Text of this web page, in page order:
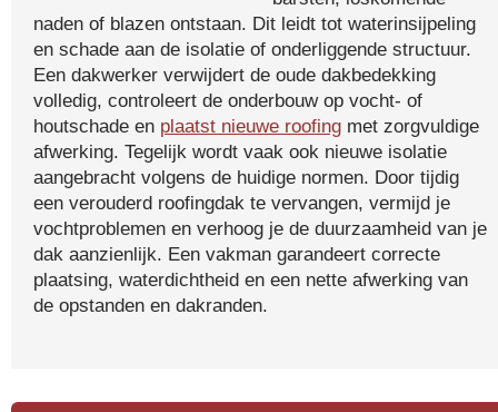
naden of blazen ontstaan. Dit leidt tot waterinsijpeling
en schade aan de isolatie of onderliggende structuur.
Een dakwerker verwijdert de oude dakbedekking
volledig, controleert de onderbouw op vocht- of
houtschade en plaatst nieuwe roofing met zorgvuldige
afwerking. Tegelijk wordt vaak ook nieuwe isolatie
aangebracht volgens de huidige normen. Door tijdig
een verouderd roofingdak te vervangen, vermijd je
vochtproblemen en verhoog je de duurzaamheid van je
dak aanzienlijk. Een vakman garandeert correcte
plaatsing, waterdichtheid en een nette afwerking van
de opstanden en dakranden.